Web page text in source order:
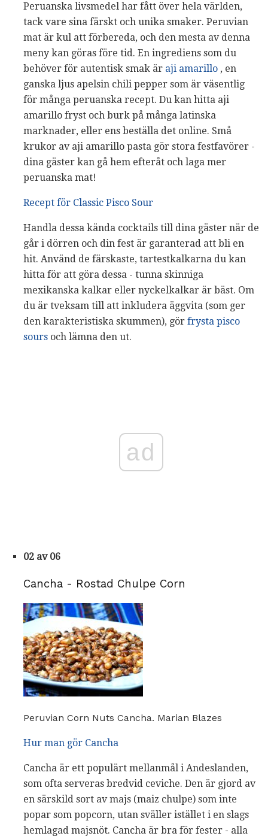
Peruanska livsmedel har fått över hela världen,
tack vare sina färskt och unika smaker. Peruvian
mat är kul att förbereda, och den mesta av denna
meny kan göras före tid. En ingrediens som du
behöver för autentisk smak är aji amarillo , en
ganska ljus apelsin chili pepper som är väsentlig
för många peruanska recept. Du kan hitta aji
amarillo fryst och burk på många latinska
marknader, eller ens beställa det online. Små
krukor av aji amarillo pasta gör stora festfavörer -
dina gäster kan gå hem efteråt och laga mer
peruanska mat!
Recept för Classic Pisco Sour
Handla dessa kända cocktails till dina gäster när de
går i dörren och din fest är garanterad att bli en
hit. Använd de färskaste, tartestkalkarna du kan
hitta för att göra dessa - tunna skinniga
mexikanska kalkar eller nyckelkalkar är bäst. Om
du är tveksam till att inkludera äggvita (som ger
den karakteristiska skummen), gör frysta pisco
sours och lämna den ut.
ad
02 av 06
Cancha - Rostad Chulpe Corn
Peruvian Corn Nuts Cancha. Marian Blazes
Hur man gör Cancha
Cancha är ett populärt mellanmål i Andeslanden,
som ofta serveras bredvid ceviche. Den är gjord av
en särskild sort av majs (maiz chulpe) som inte
popar som popcorn, utan sväller istället i en slags
hemlagad majsnöt. Cancha är bra för fester - alla